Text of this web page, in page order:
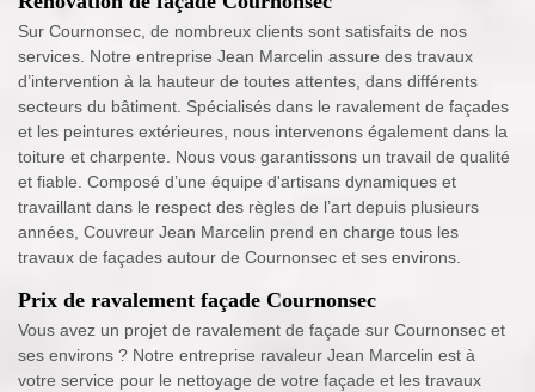
Sur Cournonsec, de nombreux clients sont satisfaits de nos
services. Notre entreprise Jean Marcelin assure des travaux
d’intervention à la hauteur de toutes attentes, dans différents
secteurs du bâtiment. Spécialisés dans le ravalement de façades
et les peintures extérieures, nous intervenons également dans la
toiture et charpente. Nous vous garantissons un travail de qualité
et fiable. Composé d’une équipe d'artisans dynamiques et
travaillant dans le respect des règles de l’art depuis plusieurs
années, Couvreur Jean Marcelin prend en charge tous les
travaux de façades autour de Cournonsec et ses environs.
Prix de ravalement façade Cournonsec
Vous avez un projet de ravalement de façade sur Cournonsec et
ses environs ? Notre entreprise ravaleur Jean Marcelin est à
votre service pour le nettoyage de votre façade et les travaux